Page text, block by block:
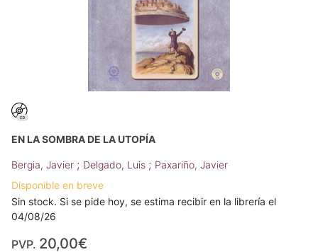
EN LA SOMBRA DE LA UTOPÍA
Bergia, Javier ; Delgado, Luis ; Paxariño, Javier
Disponible en breve
Sin stock. Si se pide hoy, se estima recibir en la librería el
04/08/26
PVP. 20,00€